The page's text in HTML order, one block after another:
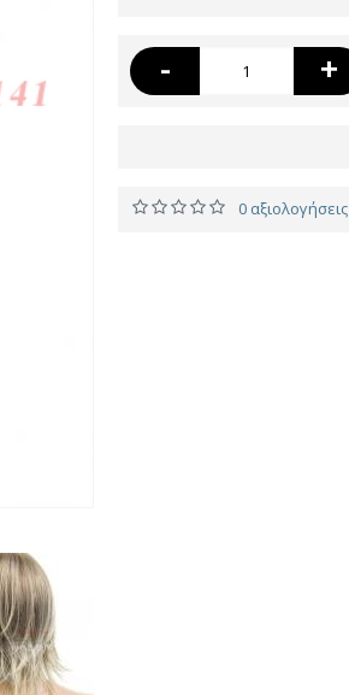
- +
0 αξιολογήσεις